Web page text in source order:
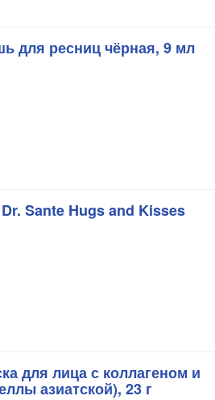
для ресниц чёрная, 9 мл
Sante Hugs and Kisses
для лица с коллагеном и
азиатской), 23 г